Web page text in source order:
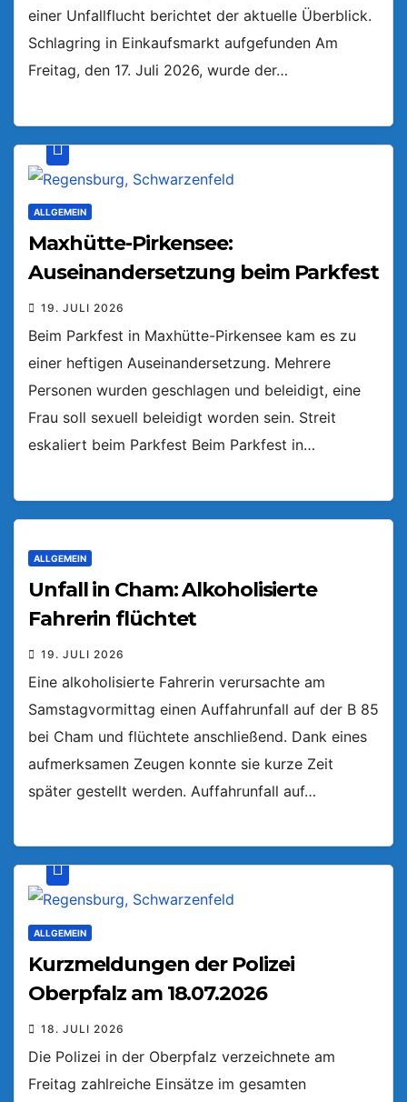
einer Unfallflucht berichtet der aktuelle Überblick.
Schlagring in Einkaufsmarkt aufgefunden Am
Freitag, den 17. Juli 2026, wurde der…
ALLGEMEIN
Maxhütte-Pirkensee:
Auseinandersetzung beim Parkfest
19. JULI 2026
Beim Parkfest in Maxhütte-Pirkensee kam es zu
einer heftigen Auseinandersetzung. Mehrere
Personen wurden geschlagen und beleidigt, eine
Frau soll sexuell beleidigt worden sein. Streit
eskaliert beim Parkfest Beim Parkfest in…
ALLGEMEIN
Unfall in Cham: Alkoholisierte
Fahrerin flüchtet
19. JULI 2026
Eine alkoholisierte Fahrerin verursachte am
Samstagvormittag einen Auffahrunfall auf der B 85
bei Cham und flüchtete anschließend. Dank eines
aufmerksamen Zeugen konnte sie kurze Zeit
später gestellt werden. Auffahrunfall auf…
ALLGEMEIN
Kurzmeldungen der Polizei
Oberpfalz am 18.07.2026
18. JULI 2026
Die Polizei in der Oberpfalz verzeichnete am
Freitag zahlreiche Einsätze im gesamten